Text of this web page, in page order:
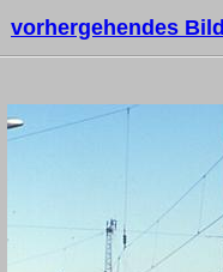
vorhergehendes Bild